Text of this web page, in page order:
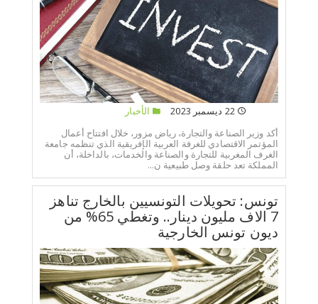
22 ديسمبر 2023
الأخبار
أكد وزير الصناعة والتجارة، رياض مزور، خلال افتتاح أعمال
المؤتمر الاقتصادي للغرفة العربية الإفريقية الذي تنظمه جامعة
الغرف المغربية للتجارة والصناعة والخدمات، بالداخلة، أن
المملكة تعد حلقة وصل طبيعية ن...
تونس: تحويلات التونسيين بالخارج تناهز
7 الاف مليون دينار.. وتغطي 65% من
ديون تونس الخارجية